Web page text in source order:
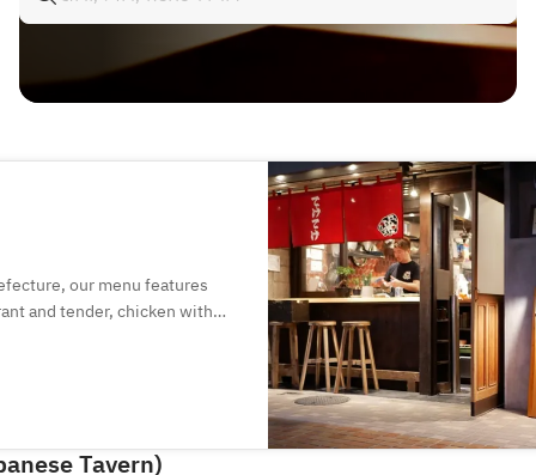
our menu features
and tender, chicken with
Tavern)